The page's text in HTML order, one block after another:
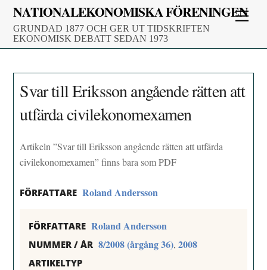
Skip
content
NATIONALEKONOMISKA FÖRENINGEN
GRUNDAD 1877 OCH GER UT TIDSKRIFTEN
EKONOMISK DEBATT SEDAN 1973
Svar till Eriksson angående rätten att
utfärda civilekonomexamen
Artikeln ”Svar till Eriksson angående rätten att utfärda
civilekonomexamen” finns bara som PDF
FÖRFATTARE Roland Andersson
FÖRFATTARE Roland Andersson
NUMMER / ÅR 8/2008 (årgång 36),2008
ARTIKELTYP